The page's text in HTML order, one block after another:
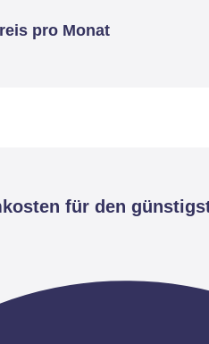
pro Monat
für den